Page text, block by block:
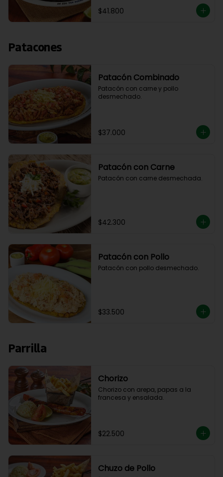
$41.800
Patacones
Patacón Combinado
Patacón con carne y pollo
desmechado.
$37.000
Patacón con Carne
Patacón con carne desmechada.
$42.300
Patacón con Pollo
Patacón con pollo desmechado.
$33.500
Parrilla
Chorizo
Chorizo con arepa, papas a la
francesa y ensalada.
$22.500
Chuzo de Pollo